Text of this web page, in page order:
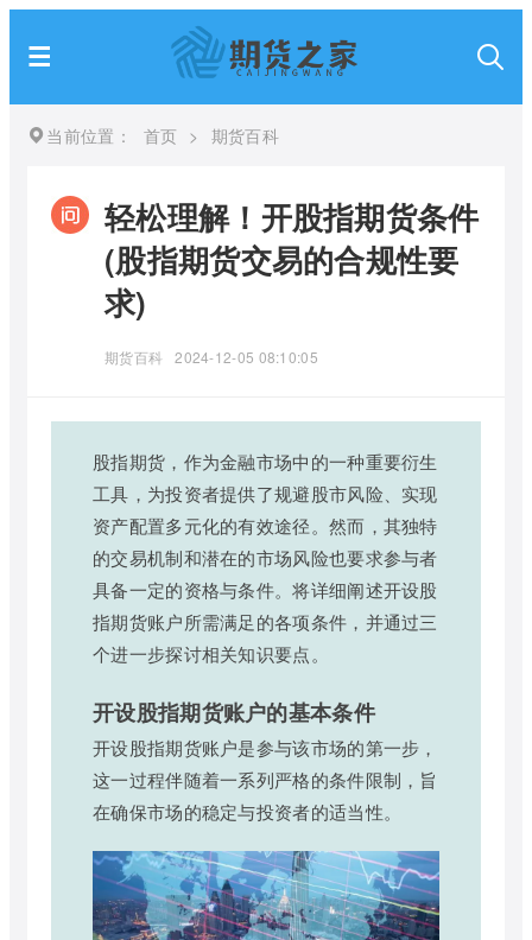
当前位置： 首页 > 期货百科
轻松理解！开股指期货条件
(股指期货交易的合规性要
求)
期货百科 2024-12-05 08:10:05
股指期货，作为金融市场中的一种重要衍生
工具，为投资者提供了规避股市风险、实现
资产配置多元化的有效途径。然而，其独特
的交易机制和潜在的市场风险也要求参与者
具备一定的资格与条件。将详细阐述开设股
指期货账户所需满足的各项条件，并通过三
个进一步探讨相关知识要点。
开设股指期货账户的基本条件
开设股指期货账户是参与该市场的第一步，
这一过程伴随着一系列严格的条件限制，旨
在确保市场的稳定与投资者的适当性。